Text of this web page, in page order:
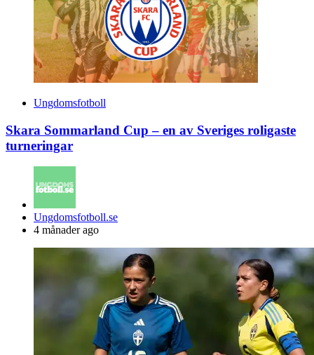
Ungdomsfotboll
Skara Sommarland Cup – en av Sveriges roligaste
turneringar
Posted
by
Ungdomsfotboll.se
4 månader ago